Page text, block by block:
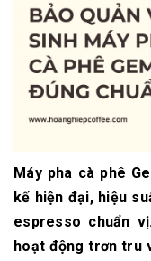
Máy pha cà phê
kế hiện đại, hiệu
espresso chuẩn
hoạt động trơn tru